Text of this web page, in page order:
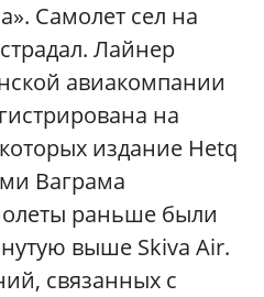
Самолет сел на
Лайнер
авиакомпании
на
издание Hetq
Ваграма
раньше были
выше Skiva Air.
связанных с